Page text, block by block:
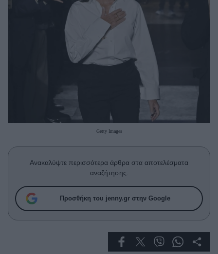
Υγεία + Διατροφή
Woman Power
Πρόσωπα
Celebrities
Συνεντεύξεις
True Stories
Ask the Guru
Success Stories
Getty Images
Ανακαλύψτε περισσότερα άρθρα στα αποτελέσματα
αναζήτησης.
Προσθήκη του jenny.gr στην Google